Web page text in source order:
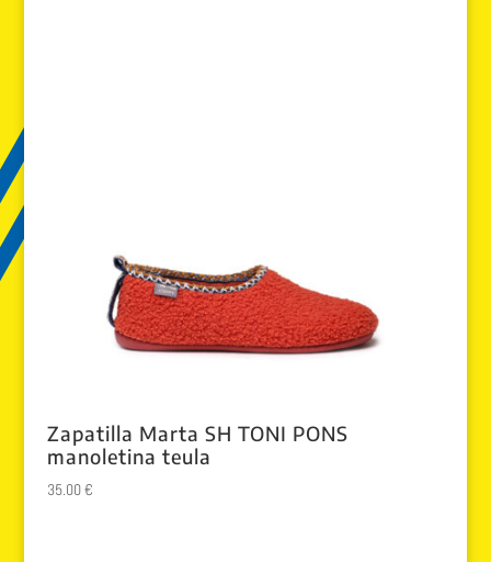
Zapatilla Marta SH TONI PONS
manoletina teula
35.00€